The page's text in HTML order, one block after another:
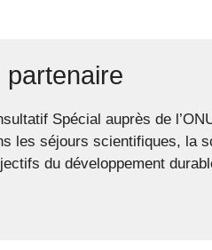
partenaire
Spécial auprès de
les séjours scientifiques, la
du développement